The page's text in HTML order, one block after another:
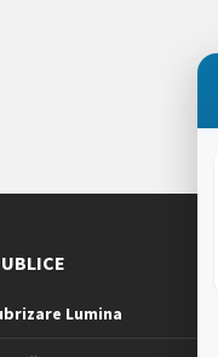
Lumina